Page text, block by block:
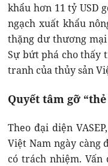
khẩu hơn 11 tỷ USD
ngạch xuất khẩu
thặng dư thương mại
Sự bứt phá cho thấy
tranh của thủy sản
Quyết tâm gỡ
Theo đại diện
Việt Nam ngày càng
có trách nhiệm. Vấn